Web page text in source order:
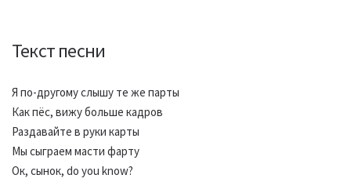
Текст песни
Я по-другому слышу те же парты
Как пёс, вижу больше кадров
Раздавайте в руки карты
Мы сыграем масти фарту
Ок, сынок, do you know?